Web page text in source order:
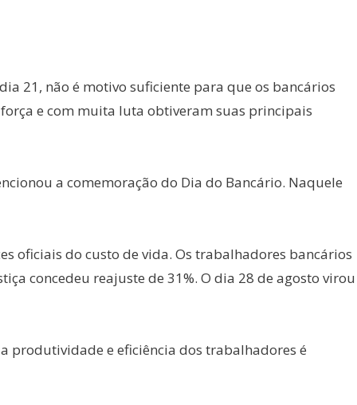
21, não é motivo suficiente para que os bancários
e com muita luta obtiveram suas principais
a comemoração do Dia do Bancário. Naquele
oficiais do custo de vida. Os trabalhadores bancários
concedeu reajuste de 31%. O dia 28 de agosto virou
produtividade e eficiência dos trabalhadores é